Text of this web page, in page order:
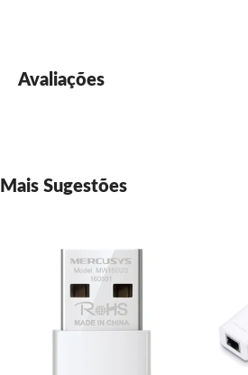
Avaliações
Mais Sugestões